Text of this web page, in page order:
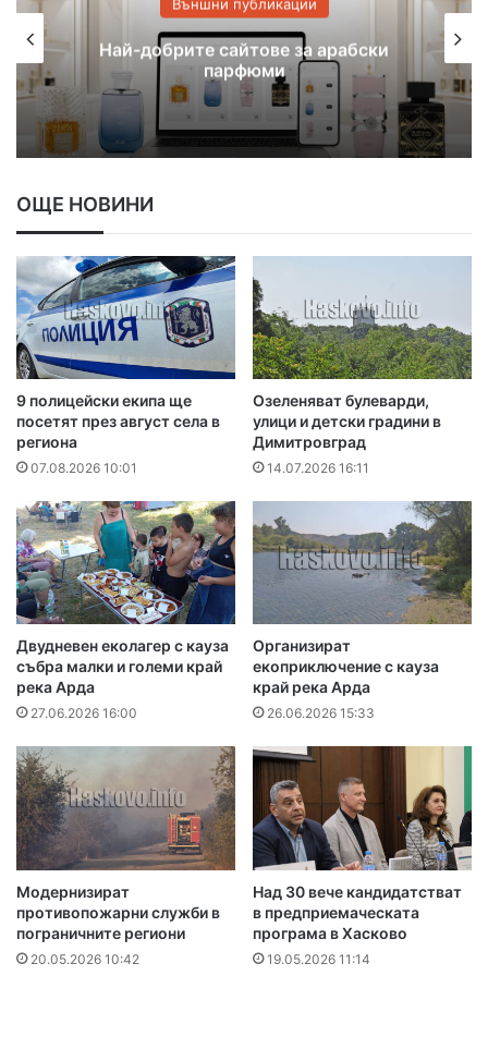
публикации
сайтове за арабски
парфюми
Външни
На 21 юли
безплатно шоу
ОЩЕ НОВИНИ
9 полицейски екипа ще
посетят през август села в
региона
07.08.2026 10:01
Озеленяват булеварди,
улици и детски градини в
Димитровград
14.07.2026 16:11
Двудневен еколагер с кауза
събра малки и големи край
река Арда
27.06.2026 16:00
Организират
екоприключение с кауза
край река Арда
26.06.2026 15:33
Модернизират
противопожарни служби в
пограничните региони
20.05.2026 10:42
Над 30 вече кандидатстват
в предприемаческата
програма в Хасково
19.05.2026 11:14